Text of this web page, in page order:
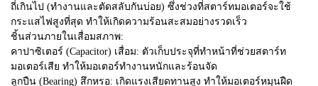
ถี่เกินไป (ทำงานและตัดสลับกันบ่อย) ซึ่งช่วงที่สตาร์ทมอเตอร์จะใช้
กระแสไฟสูงที่สุด ทำให้เกิดความร้อนสะสมอย่างรวดเร็ว
ชิ้นส่วนภายในเสื่อมสภาพ:
คาปาซิเตอร์ (Capacitor) เสื่อม: ตัวเก็บประจุที่ทำหน้าที่ช่วยสตาร์ท
มอเตอร์เสีย ทำให้มอเตอร์ทำงานหนักและร้อนจัด
ลูกปืน (Bearing) สึกหรอ: เกิดแรงเสียดทานสูง ทำให้มอเตอร์หมุนฝืด